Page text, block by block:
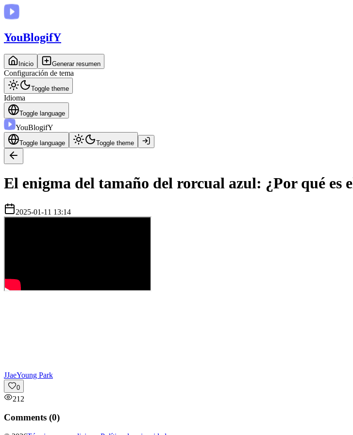
YouBlogifY
Inicio Generar resumen
Configuración de tema
Toggle theme
Idioma
Toggle language
YouBlogifY
Toggle language Toggle theme
El enigma del tamaño del rorcual azul: ¿Por qué es
2025-01-11 13:14
JJaeYoung Park
0
212
Comments (0)